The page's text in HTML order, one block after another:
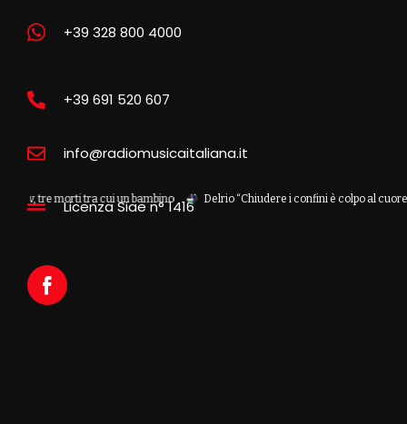
morti tra cui un bambino Delrio “Chiudere i confini è colpo al cuore
+39 328 800 4000
+39 691 520 607
info@radiomusicaitaliana.it
Licenza Siae n° 1416